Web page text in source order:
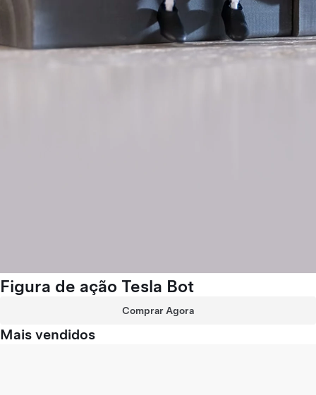
Figura de ação Tesla Bot
Comprar Agora
Mais vendidos